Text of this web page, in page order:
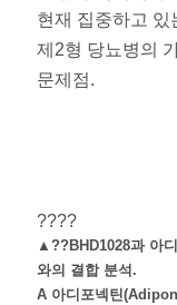
현재 집중하고
제2형 당뇨병의
문제점.
????
▲??BHD1028과 아
와의 결합 분석.
A 아디포넥틴